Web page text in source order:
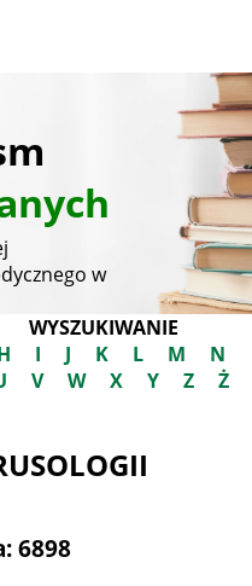
w
WYSZUKIWANIE
I J K L M
N
V W X Y Z Ż
6898